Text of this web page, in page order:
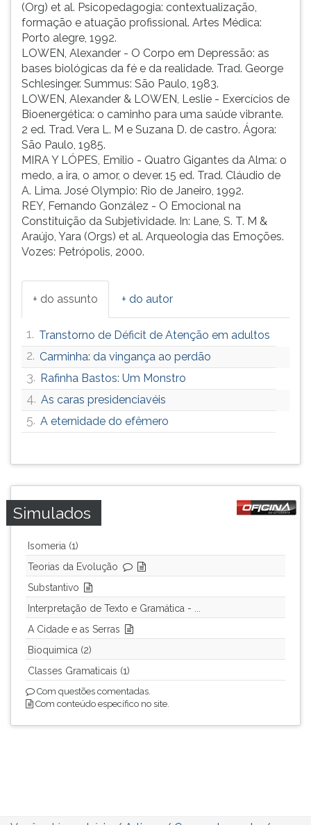
(Org) et al. Psicopedagogia: contextualização,
formação e atuação profissional. Artes Médica:
Porto alegre, 1992.
LOWEN, Alexander - O Corpo em Depressão: as
bases biológicas da fé e da realidade. Trad. George
Schlesinger. Summus: São Paulo, 1983.
LOWEN, Alexander & LOWEN, Leslie - Exercícios de
Bioenergética: o caminho para uma saúde vibrante.
2 ed. Trad. Vera L. M e Suzana D. de castro. Ágora:
São Paulo, 1985.
MIRA Y LÓPES, Emilio - Quatro Gigantes da Alma: o
medo, a ira, o amor, o dever. 15 ed. Trad. Cláudio de
A. Lima. José Olympio: Rio de Janeiro, 1992.
REY, Fernando González - O Emocional na
Constituição da Subjetividade. In: Lane, S. T. M &
Araújo, Yara (Orgs) et al. Arqueologia das Emoções.
Vozes: Petrópolis, 2000.
+ do assunto + do autor
1. Transtorno de Déficit de Atenção em adultos
2. Carminha: da vingança ao perdão
3. Rafinha Bastos: Um Monstro
4. As caras presidenciavéis
5. A eternidade do efêmero
Simulados
Isomeria (1)
Teorias da Evolução
Substantivo
Interpretação de Texto e Gramática - ...
A Cidade e as Serras
Bioquimica (2)
Classes Gramaticais (1)
Com questões comentadas.
Com conteúdo específico no site.